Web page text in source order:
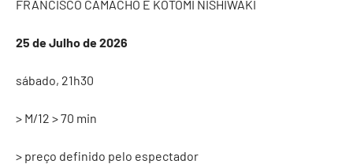
FRANCISCO CAMACHO E KOTOMI NISHIWAKI
25 de Julho de 2026
sábado, 21h30
> M/12 > 70 min
> preço definido pelo espectador